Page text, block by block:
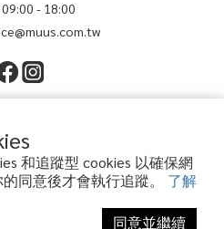
和追蹤型 cookies 以確保網
同意後才會執行追蹤。 了解
同意並繼續
- 18:00